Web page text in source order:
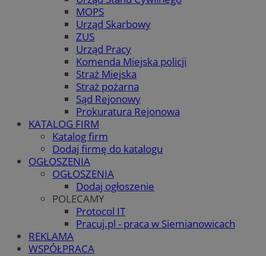
MOPS
Urząd Skarbowy
ZUS
Urząd Pracy
Komenda Miejska policji
Straż Miejska
Straż pożarna
Sąd Rejonowy
Prokuratura Rejonowa
KATALOG FIRM
Katalog firm
Dodaj firmę do katalogu
OGŁOSZENIA
OGŁOSZENIA
Dodaj ogłoszenie
POLECAMY
Protocol IT
Pracuj.pl - praca w Siemianowicach
REKLAMA
WSPÓŁPRACA